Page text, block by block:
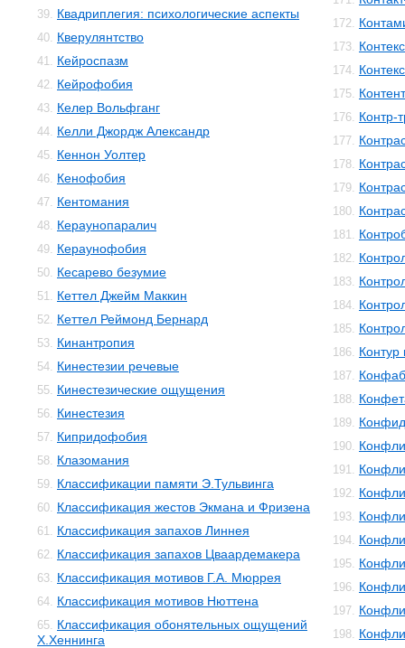
39. Квадриплегия: психологические аспекты
40. Кверулянтство
41. Кейроспазм
42. Кейрофобия
43. Келер Вольфганг
44. Келли Джордж Александр
45. Кеннон Уолтер
46. Кенофобия
47. Кентомания
48. Кераунопаралич
49. Кераунофобия
50. Кесарево безумие
51. Кеттел Джейм Маккин
52. Кеттел Реймонд Бернард
53. Кинантропия
54. Кинестезии речевые
55. Кинестезические ощущения
56. Кинестезия
57. Кипридофобия
58. Клазомания
59. Классификации памяти Э.Тульвинга
60. Классификация жестов Экмана и Фризена
61. Классификация запахов Линнея
62. Классификация запахов Цваардемакера
63. Классификация мотивов Г.А. Мюррея
64. Классификация мотивов Нюттена
65. Классификация обонятельных ощущений
Х.Хеннинга
172.
173.
174.
175.
176. Контр-
177.
178.
179.
180.
181.
182.
183.
184.
185.
186. Контур
187.
188.
189.
190.
191.
192.
193.
194.
195.
196.
197.
198.